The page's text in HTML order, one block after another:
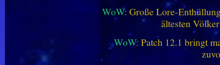
WoW: Große Lore-
ältesten
WoW: Patch 12.1 bringt